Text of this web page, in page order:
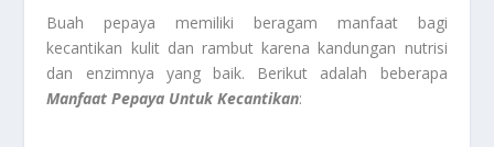
Buah pepaya memiliki beragam manfaat bagi
kecantikan kulit dan rambut karena kandungan nutrisi
dan enzimnya yang baik. Berikut adalah beberapa
Manfaat Pepaya Untuk Kecantikan: